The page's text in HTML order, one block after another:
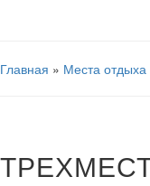
Главная » Места отдыха